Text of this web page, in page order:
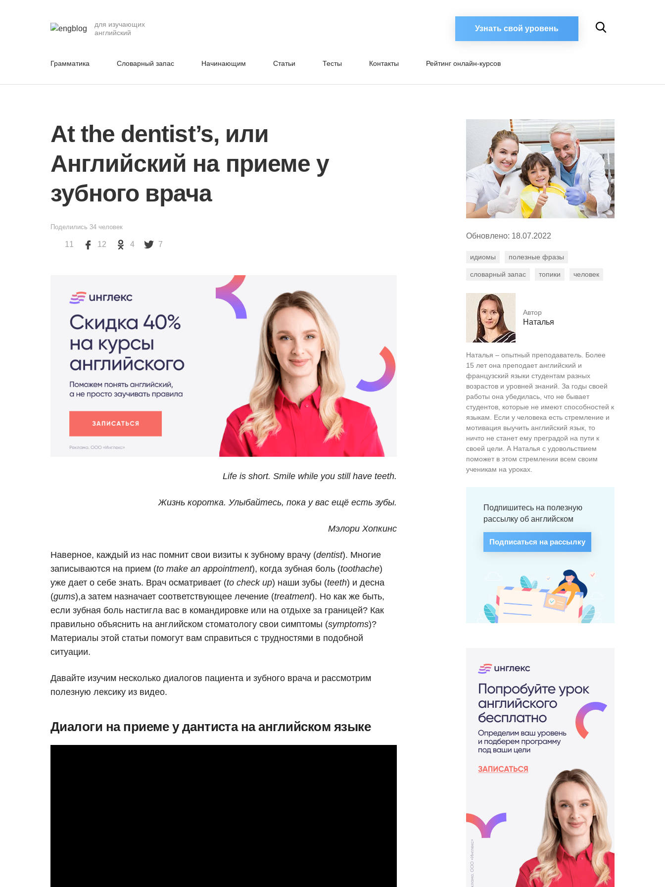
для изучающих
английский
Узнать свой уровень
Грамматика Словарный запас Начинающим Cтатьи Тесты Контакты Рейтинг онлайн-курсов
At the dentist’s, или
Английский на приеме у
зубного врача
Поделились 34 человек
11 12 4 7
Life is short. Smile while you still have teeth.
Жизнь коротка. Улыбайтесь, пока у вас ещё есть зубы.
Мэлори Хопкинс
Наверное, каждый из нас помнит свои визиты к зубному врачу (dentist). Многие
записываются на прием (to make an appointment), когда зубная боль (toothache)
уже дает о себе знать. Врач осматривает (to check up) наши зубы (teeth) и десна
(gums),а затем назначает соответствующее лечение (treatment). Но как же быть,
если зубная боль настигла вас в командировке или на отдыхе за границей? Как
правильно объяснить на английском стоматологу свои симптомы (symptoms)?
Материалы этой статьи помогут вам справиться c трудностями в подобной
ситуации.
Давайте изучим несколько диалогов пациента и зубного врача и рассмотрим
полезную лексику из видео.
Диалоги на приеме у дантиста на английском языке
Автор
Наталья
Наталья – опытный преподаватель. Более
15 лет она преподает английский и
французский языки студентам разных
возрастов и уровней знаний. За годы своей
работы она убедилась, что не бывает
студентов, которые не имеют способностей к
языкам. Если у человека есть стремление и
мотивация выучить английский язык, то
ничто не станет ему преградой на пути к
своей цели. А Наталья с удовольствием
поможет в этом стремлении всем своим
ученикам на уроках.
Обновлено: 18.07.2022
идиомы полезные фразы
словарный запас топики человек
Подпишитесь на полезную
рассылку об английском
Подписаться на рассылку